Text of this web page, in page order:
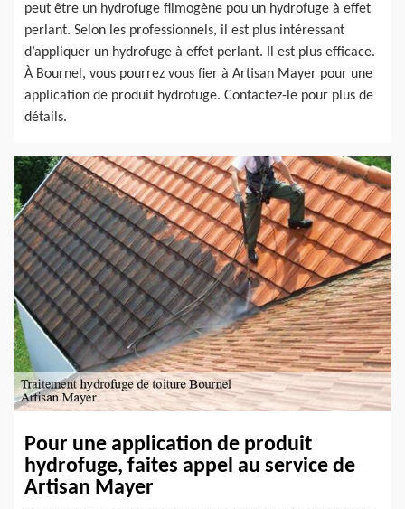
peut être un hydrofuge filmogène pou un hydrofuge à effet
perlant. Selon les professionnels, il est plus intéressant
d’appliquer un hydrofuge à effet perlant. Il est plus efficace.
À Bournel, vous pourrez vous fier à Artisan Mayer pour une
application de produit hydrofuge. Contactez-le pour plus de
détails.
Pour une application de produit
hydrofuge, faites appel au service de
Artisan Mayer